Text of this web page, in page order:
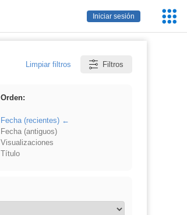
Iniciar sesión
Limpiar filtros Filtros
Orden:
Fecha (recientes)
Fecha (antiguos)
Visualizaciones
Título